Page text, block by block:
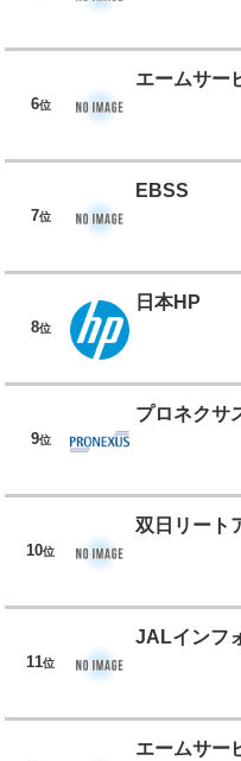
6位
エームサー
7位
EBSS
8位
日本HP
9位
プロネクサ
10位
双日リート
11位
JALインフ
エームサー